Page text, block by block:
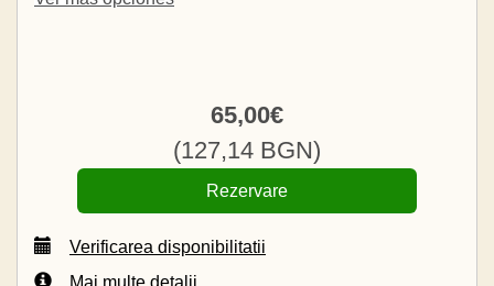
65,00€
(127,14 BGN)
Verificarea disponibilitatii
Mai multe detalii